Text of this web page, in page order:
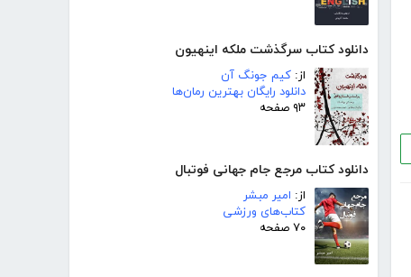
دانلود کتاب سرگذشت ملکه اینهیون
از: کیم جونگ آن
دانلود رایگان بهترین رمان‌ها
۹۳ صفحه
دانلود کتاب مرجع جام جهانی فوتبال
از: امیر مبشر
کتاب‌های ورزشی
۷۰ صفحه